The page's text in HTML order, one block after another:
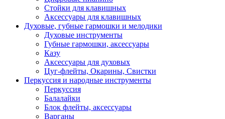
Стойки для клавишных
Аксессуары для клавишных
Духовые, губные гармошки и мелодики
Духовые инструменты
Губные гармошки, аксессуары
Казу
Аксессуары для духовых
Цуг-флейты, Окарины, Свистки
Перкуссия и народные инструменты
Перкуссия
Балалайки
Блок флейты, аксессуары
Варганы